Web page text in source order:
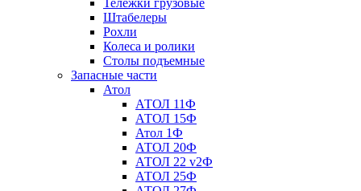
Тележки грузовые
Штабелеры
Рохли
Колеса и ролики
Столы подъемные
Запасные части
Атол
АТОЛ 11Ф
АТОЛ 15Ф
Атол 1Ф
АТОЛ 20Ф
АТОЛ 22 v2Ф
АТОЛ 25Ф